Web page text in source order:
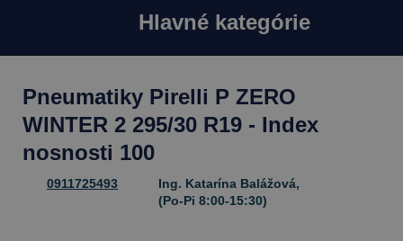
Hlavné kategórie
Pneumatiky Pirelli P ZERO
WINTER 2 295/30 R19 - Index
nosnosti 100
0911725493
Ing. Katarína Balážová,
(Po-Pi 8:00-15:30)